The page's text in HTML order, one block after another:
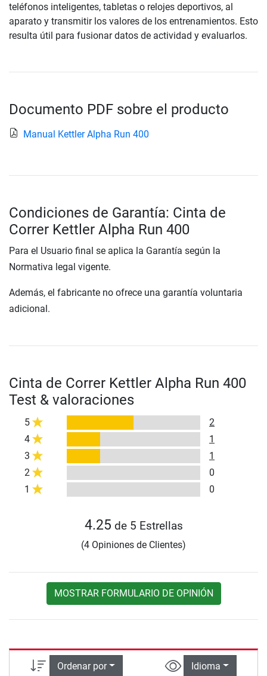
teléfonos inteligentes, tabletas o relojes deportivos, al
aparato y transmitir los valores de los entrenamientos. Esto
resulta útil para fusionar datos de actividad y evaluarlos.
Documento PDF sobre el producto
Manual Kettler Alpha Run 400
Condiciones de Garantía: Cinta de
Correr Kettler Alpha Run 400
Para el Usuario final se aplica la Garantía según la
Normativa legal vigente.
Además, el fabricante no ofrece una garantía voluntaria
adicional.
Cinta de Correr Kettler Alpha Run 400
Test & valoraciones
5
2
4
1
3
1
2
0
1
0
4.25 de 5 Estrellas
(4 Opiniones de Clientes)
MOSTRAR FORMULARIO DE OPINIÓN
Ordenar por Idioma